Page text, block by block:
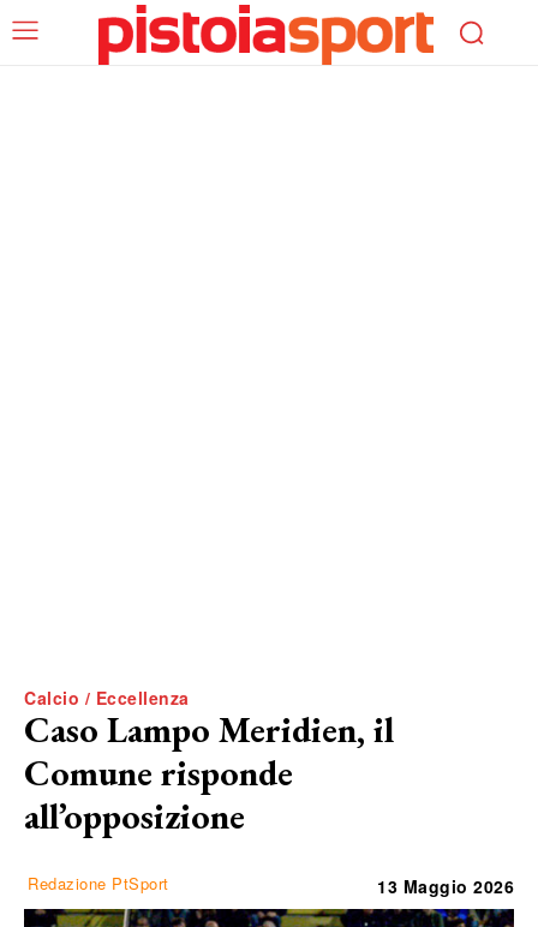
Calcio / Eccellenza
Caso Lampo Meridien, il
Comune risponde
all’opposizione
Redazione PtSport 13 Maggio 2026